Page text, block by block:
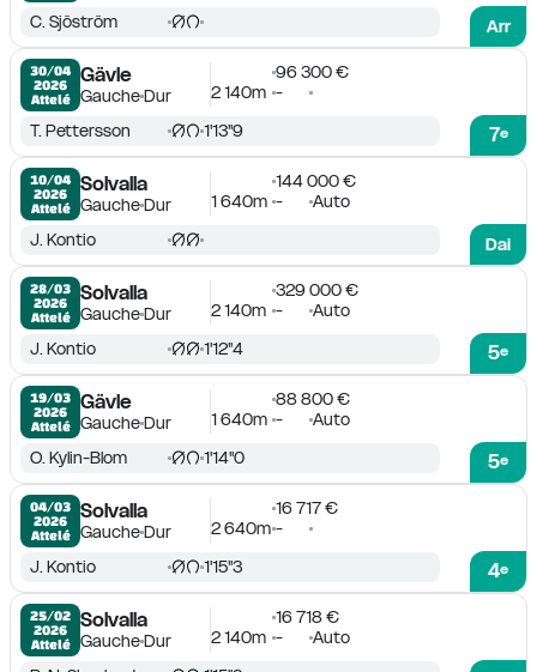
Arr
C. Sjöström
30/04
2026
Attelé
Gävle
GaucheDur
96 300 €
2 140m -
7e
T. Pettersson 1'13''9
10/04
2026
Attelé
Solvalla
GaucheDur
144 000 €
1 640m -
Auto
Dai
J. Kontio
28/03
2026
Attelé
Solvalla
GaucheDur
329 000 €
2 140m - Auto
5e
J. Kontio 1'12''4
19/03
2026
Attelé
Gävle
GaucheDur
88 800 €
1 640m - Auto
5e
O. Kylin-Blom 1'14''0
04/03
2026
Attelé
Solvalla
GaucheDur
16 717 €
2 640m -
4e
J. Kontio 1'15''3
25/02
2026
Attelé
Solvalla
GaucheDur
16 718 €
2 140m - Auto